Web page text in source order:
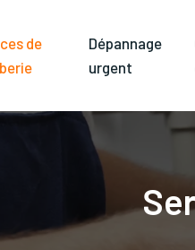
de
Dépannage
urgent